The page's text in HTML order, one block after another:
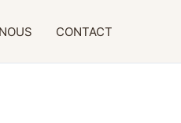
CONTACT